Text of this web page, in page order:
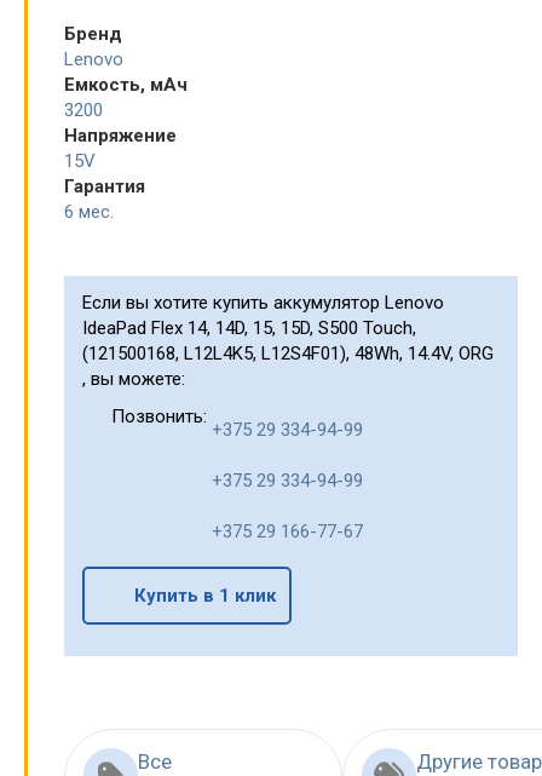
Бренд
Lenovo
Емкость, мАч
3200
Напряжение
15V
Гарантия
6 мес.
Если вы хотите купить аккумулятор Lenovo
IdeaPad Flex 14, 14D, 15, 15D, S500 Touch,
(121500168, L12L4K5, L12S4F01), 48Wh, 14.4V, ORG
, вы можете:
Позвонить:
+375 29 334-94-99
+375 29 334-94-99
+375 29 166-77-67
Купить в 1 клик
Все
Другие